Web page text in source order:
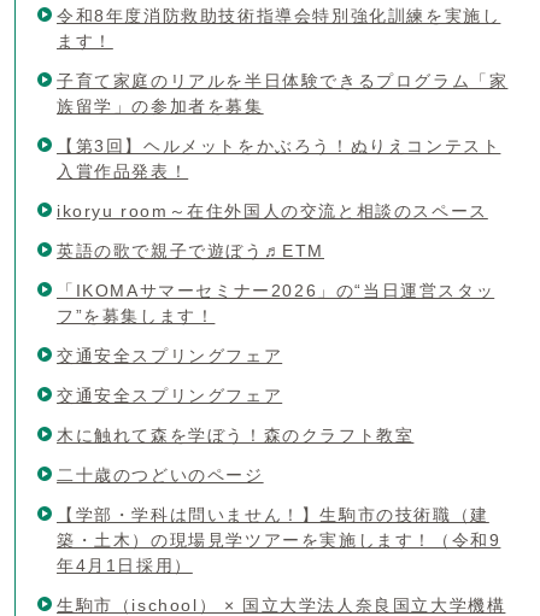
令和8年度消防救助技術指導会特別強化訓練を実施し
ます！
子育て家庭のリアルを半日体験できるプログラム「家
族留学」の参加者を募集
【第3回】ヘルメットをかぶろう！ぬりえコンテスト
入賞作品発表！
ikoryu room～在住外国人の交流と相談のスペース
英語の歌で親子で遊ぼう♬ETM
「IKOMAサマーセミナー2026」の“当日運営スタッ
フ”を募集します！
交通安全スプリングフェア
交通安全スプリングフェア
木に触れて森を学ぼう！森のクラフト教室
二十歳のつどいのページ
【学部・学科は問いません！】生駒市の技術職（建
築・土木）の現場見学ツアーを実施します！（令和9
年4月1日採用）
生駒市（ischool） × 国立大学法人奈良国立大学機構